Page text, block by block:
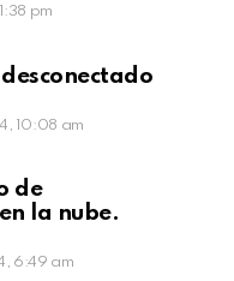
pm
10:08 am
de
la nube.
6:49 am